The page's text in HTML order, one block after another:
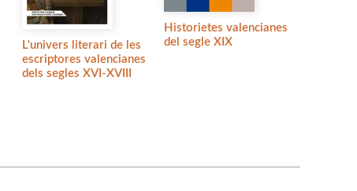
L'univers literari de les
escriptores valencianes
dels segles XVI-XVIII
Historietes valencianes
del segle XIX